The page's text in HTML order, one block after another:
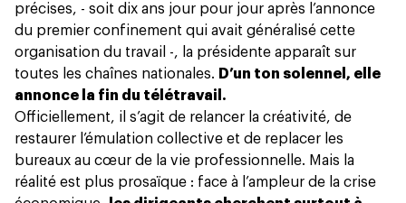
précises, - soit dix ans jour pour jour après l’annonce
du premier confinement qui avait généralisé cette
organisation du travail -, la présidente apparaît sur
toutes les chaînes nationales. D’un ton solennel, elle
annonce la fin du télétravail.
Officiellement, il s’agit de relancer la créativité, de
restaurer l’émulation collective et de replacer les
bureaux au cœur de la vie professionnelle. Mais la
réalité est plus prosaïque : face à l’ampleur de la crise